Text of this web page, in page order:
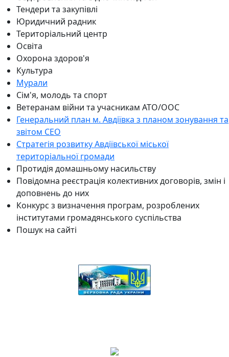
Тендери та закупівлі
Юридичний радник
Територіальний центр
Освіта
Охорона здоров'я
Культура
Мурали
Сім'я, молодь та спорт
Ветеранам війни та учасникам АТО/ООС
Генеральний план м. Авдіївка з планом зонування та
звітом СЕО
Стратегія розвитку Авдіївської міської
територіальної громади
Протидія домашньому насильству
Повідомна реєстрація колективних договорів, змін і
доповнень до них
Конкурс з визначення програм, розроблених
інститутами громадянського суспільства
Пошук на сайті